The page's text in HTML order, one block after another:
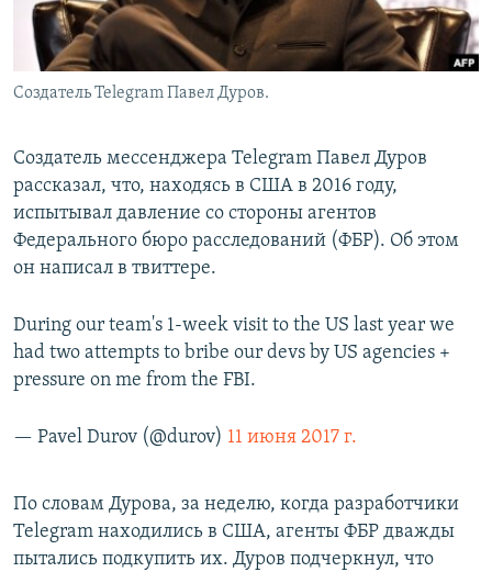
Создатель Telegram Павел Дуров.
Создатель мессенджера Telegram Павел Дуров
рассказал, что, находясь в США в 2016 году,
испытывал давление со стороны агентов
Федерального бюро расследований (ФБР). Об этом
он написал в твиттере.
During our team's 1-week visit to the US last year we
had two attempts to bribe our devs by US agencies +
pressure on me from the FBI.
— Pavel Durov (@durov) 11 июня 2017 г.
По словам Дурова, за неделю, когда разработчики
Telegram находились в США, агенты ФБР дважды
пытались подкупить их. Дуров подчеркнул, что